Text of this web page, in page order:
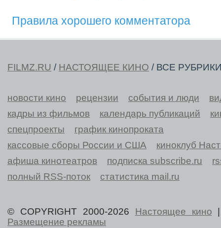
Правила хорошего комментатора
FILMZ.RU / НАСТОЯЩЕЕ КИНО / ВСЕ
новости кино рецензии события и люди
кадры из фильмов
календарь публикаций
спецпроекты
график кинопроката
кассовые сборы России и США
киноклуб
афиша кинотеатров
подписка subscribe.ru
полный RSS-поток
статистика mail.ru
© COPYRIGHT 2000-2026 Настоящее кино
Размещение рекламы